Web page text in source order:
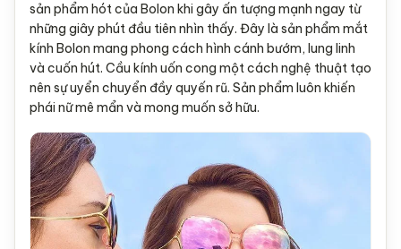
sản phẩm hót của Bolon khi gây ấn tượng mạnh ngay từ
những giây phút đầu tiên nhìn thấy. Đây là sản phẩm mắt
kính Bolon mang phong cách hình cánh bướm, lung linh
và cuốn hút. Cầu kính uốn cong một cách nghệ thuật tạo
nên sự uyển chuyển đầy quyến rũ. Sản phẩm luôn khiến
phái nữ mê mẩn và mong muốn sở hữu.